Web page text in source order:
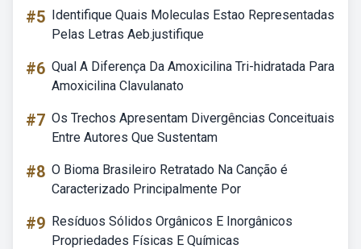
#5 Identifique Quais Moleculas Estao Representadas
Pelas Letras Aeb.justifique
#6 Qual A Diferença Da Amoxicilina Tri-hidratada Para
Amoxicilina Clavulanato
#7 Os Trechos Apresentam Divergências Conceituais
Entre Autores Que Sustentam
#8 O Bioma Brasileiro Retratado Na Canção é
Caracterizado Principalmente Por
#9 Resíduos Sólidos Orgânicos E Inorgânicos
Propriedades Físicas E Químicas